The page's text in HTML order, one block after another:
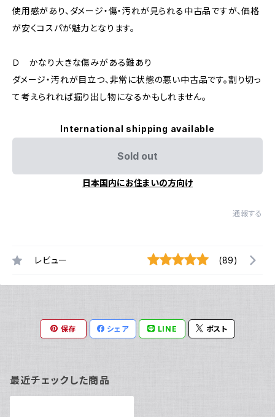
使用感があり、ダメージ・傷・汚れが見られる中古品ですが、価格
が安くコスパが魅力となります。
Ｄ かなり大きな傷みがある難あり
ダメージ・汚れが目立つ、非常に状態の悪い中古品です。割り切っ
て考えられれば掘り出し物になるかもしれません。
International shipping available
Sold out
日本国内にお住まいの方向け
通報する
レビュー (89)
保存 シェア LINE ポスト
最近チェックした商品